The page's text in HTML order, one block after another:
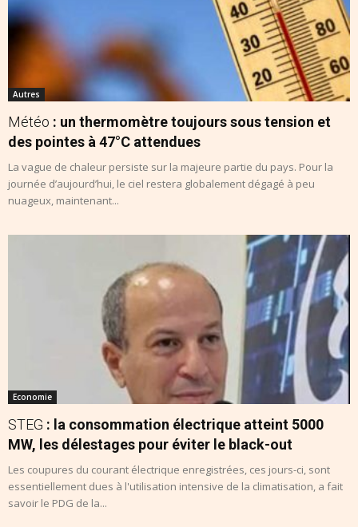
Autres
Météo : un thermomètre toujours sous tension et
des pointes à 47°C attendues
La vague de chaleur persiste sur la majeure partie du pays. Pour la
journée d’aujourd’hui, le ciel restera globalement dégagé à peu
nuageux, maintenant...
Economie
STEG : la consommation électrique atteint 5000
MW, les délestages pour éviter le black-out
Les coupures du courant électrique enregistrées, ces jours-ci, sont
essentiellement dues à l'utilisation intensive de la climatisation, a fait
savoir le PDG de la...